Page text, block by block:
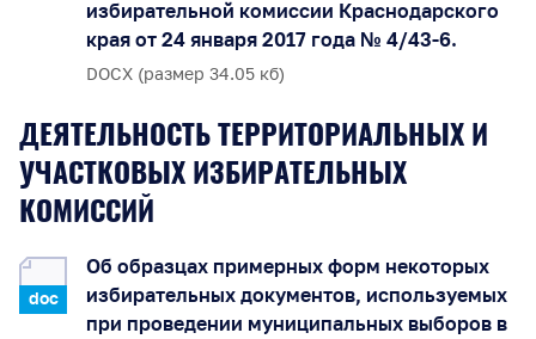
избирательной комиссии Краснодарского
края от 24 января 2017 года № 4/43-6.
DOCX (размер 34.05 кб)
ДЕЯТЕЛЬНОСТЬ ТЕРРИТОРИАЛЬНЫХ И
УЧАСТКОВЫХ ИЗБИРАТЕЛЬНЫХ
КОМИССИЙ
doc
Об образцах примерных форм некоторых
избирательных документов, используемых
при проведении муниципальных выборов в